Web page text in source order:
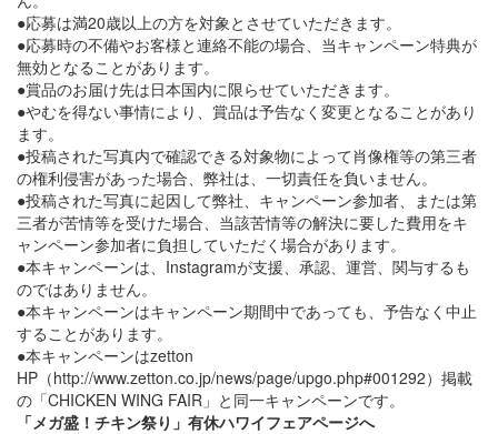
●応募は満20歳以上の方を対象とさせていただきます。
●応募時の不備やお客様と連絡不能の場合、当キャンペーン特典が
無効となることがあります。
●賞品のお届け先は日本国内に限らせていただきます。
●やむを得ない事情により、賞品は予告なく変更となることがあり
ます。
●投稿された写真内で確認できる対象物によって肖像権等の第三者
の権利侵害があった場合、弊社は、一切責任を負いません。
●投稿された写真に起因して弊社、キャンペーン参加者、または第
三者が苦情等を受けた場合、当該苦情等の解決に要した費用をキ
ャンペーン参加者に負担していただく場合があります。
●本キャンペーンは、Instagramが支援、承認、運営、関与するも
のではありません。
●本キャンペーンはキャンペーン期間中であっても、予告なく中止
することがあります。
●本キャンペーンはzetton
HP（http://www.zetton.co.jp/news/page/upgo.php#001292）掲載
の「CHICKEN WING FAIR」と同一キャンペーンです。
「メガ盛！チキン祭り」有休ハワイフェアページへ